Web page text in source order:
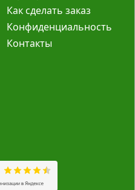
Как сделать заказ
Конфиденциальность
Контакты